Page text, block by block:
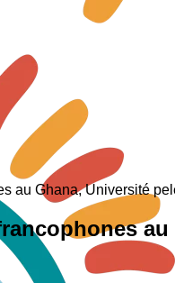
au Ghana, Université
au